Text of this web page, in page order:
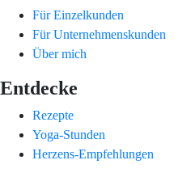
Für Einzelkunden
Für Unternehmenskunden
Über mich
Entdecke
Rezepte
Yoga-Stunden
Herzens-Empfehlungen